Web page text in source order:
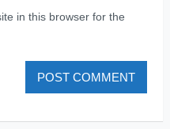
in this browser for the